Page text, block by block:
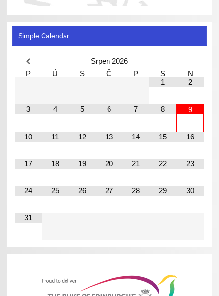
Simple Calendar
Srpen 2026
P
Ú S Č P S
N
1
2
3 4 5 6 7 8 9
10 11 12 13 14 15 16
17 18 19 20 21 22 23
24 25 26 27 28 29 30
31